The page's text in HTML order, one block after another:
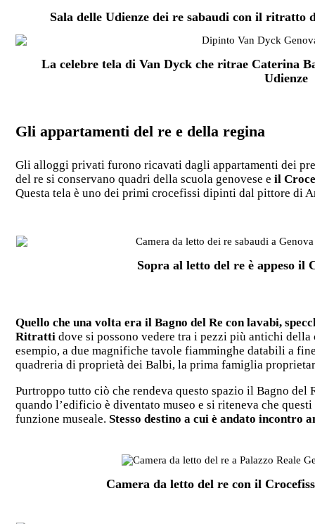
Sala delle Udienze dei re sabaudi con il
La celebre tela di Van Dyck che ritrae Caterina
Udienze
Gli appartamenti del re e della regina
Gli alloggi privati furono ricavati dagli appartamenti dei
del re si conservano quadri della scuola genovese eil
Questa tela è uno dei primi crocefissi dipinti dal pittore di
Sopra al letto del re è appeso il
Quello che una volta era il Bagno del Re con lavabi,
Ritratti dove si possono vedere tra i pezzi più antichi
esempio, a due magnifiche tavole fiamminghe databili a
quadreria di proprietà dei Balbi, la prima famiglia
Purtroppo tutto ciò che rendeva questo spazio il Bagno del
quando l’edificio è diventato museo e si riteneva che
funzione museale.Stesso destino a cui è andato incontro
Camera da letto del re con il